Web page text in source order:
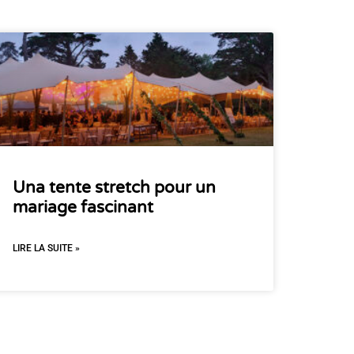
Una tente stretch pour un
mariage fascinant
LIRE LA SUITE »